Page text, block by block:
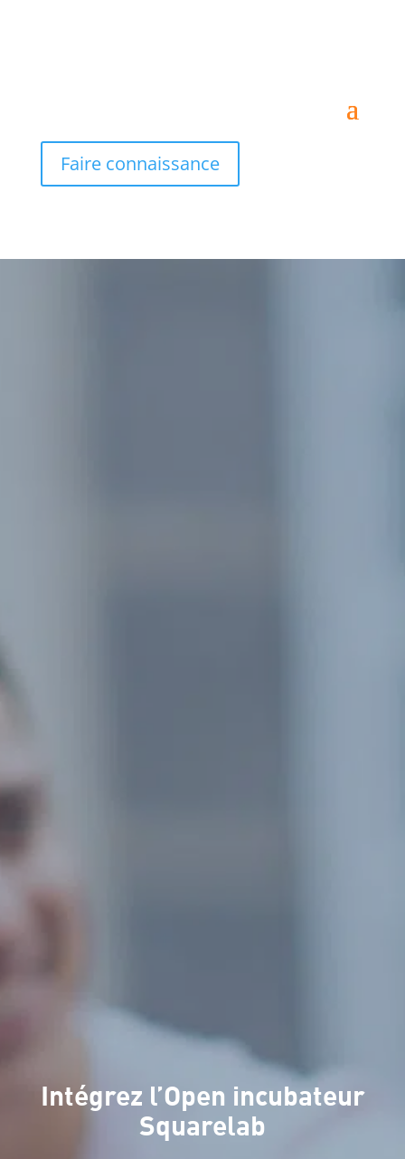
Faire connaissance
Intégrez l’Open incubateur
Squarelab